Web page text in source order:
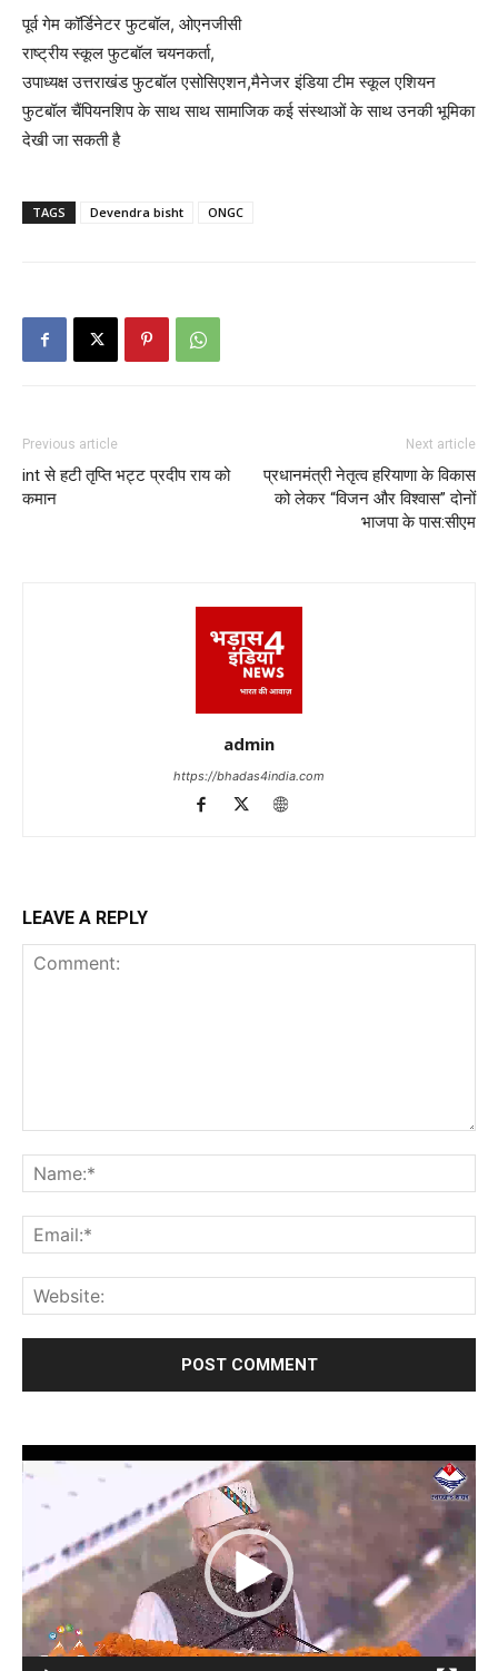
पूर्व गेम कॉर्डिनेटर फुटबॉल, ओएनजीसी
राष्ट्रीय स्कूल फुटबॉल चयनकर्ता,
उपाध्यक्ष उत्तराखंड फुटबॉल एसोसिएशन,मैनेजर इंडिया टीम स्कूल एशियन
फुटबॉल चैंपियनशिप के साथ साथ सामाजिक कई संस्थाओं के साथ उनकी भूमिका
देखी जा सकती है
TAGS Devendra bisht ONGC
Previous article
int से हटी तृप्ति भट्ट प्रदीप राय को
कमान
Next article
प्रधानमंत्री नेतृत्व हरियाणा के विकास
को लेकर “विजन और विश्वास” दोनों
भाजपा के पास:सीएम
admin
https://bhadas4india.com
LEAVE A REPLY
Video
Player